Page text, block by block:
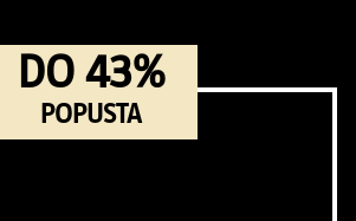
DO 43%
POPUSTA